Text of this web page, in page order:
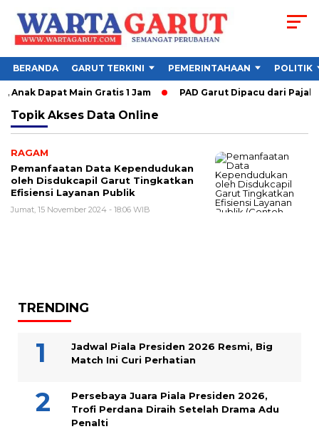
BERANDA GARUT TERKINI PEMERINTAHAAN POLITIK
Dapat Main Gratis 1 Jam PAD Garut Dipacu dari
Topik Akses Data Online
RAGAM
Pemanfaatan Data Kependudukan
oleh Disdukcapil Garut Tingkatkan
Efisiensi Layanan Publik
Jumat, 15 November 2024 - 18:06 WIB
TRENDING
Jadwal Piala Presiden 2026 Resmi, Big
Match Ini Curi Perhatian
Persebaya Juara Piala Presiden 2026,
Trofi Perdana Diraih Setelah Drama Adu
Penalti